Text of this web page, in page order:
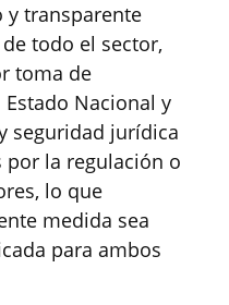
y transparente
todo el sector,
toma de
Nacional y
seguridad jurídica
por la regulación o
lo que
medida sea
para ambos